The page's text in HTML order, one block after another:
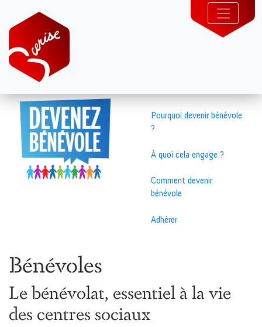
Pourquoi devenir bénévole
?
À quoi cela engage ?
Comment devenir
bénévole
Adhérer
Bénévoles
Le bénévolat, essentiel à la vie
des centres sociaux